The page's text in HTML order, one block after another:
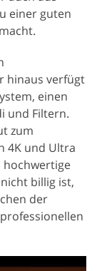
einer guten
hinaus verfügt
einen
und Filtern.
zum
4K und Ultra
hochwertige
billig ist,
der